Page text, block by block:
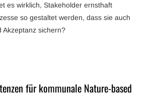
es wirklich, Stakeholder ernsthaft
so gestaltet werden, dass sie auch
Akzeptanz sichern?
für kommunale Nature-based